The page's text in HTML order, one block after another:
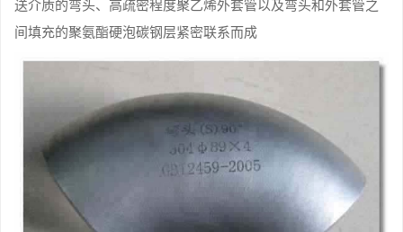
送介质的弯头、高疏密程度聚乙烯外套管以及弯头和外套管之
间填充的聚氨酯硬泡碳钢层紧密联系而成